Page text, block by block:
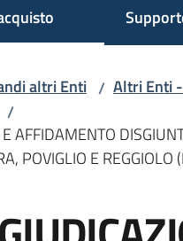
altri Enti / Altri Enti
/
AFFIDAMENTO
POVIGLIO E